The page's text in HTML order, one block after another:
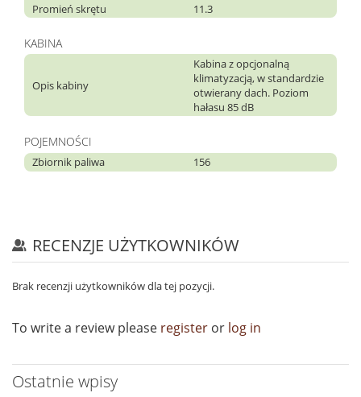
Promień skrętu
11.3
KABINA
Opis kabiny
Kabina z opcjonalną
klimatyzacją, w standardzie
otwierany dach. Poziom
hałasu 85 dB
POJEMNOŚCI
Zbiornik paliwa 156
RECENZJE UŻYTKOWNIKÓW
Brak recenzji użytkowników dla tej pozycji.
To write a review please register or log in
Ostatnie wpisy